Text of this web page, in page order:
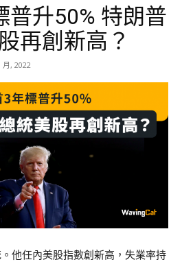
普升50% 特朗普
再創新高？
月, 2022
他任內美股指數創新高，失業率持